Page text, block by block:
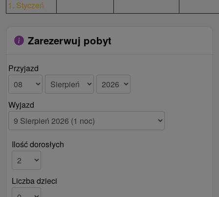
1. Styczeń
Zarezerwuj pobyt
Przyjazd
Wyjazd
Ilość dorosłych
Liczba dzieci